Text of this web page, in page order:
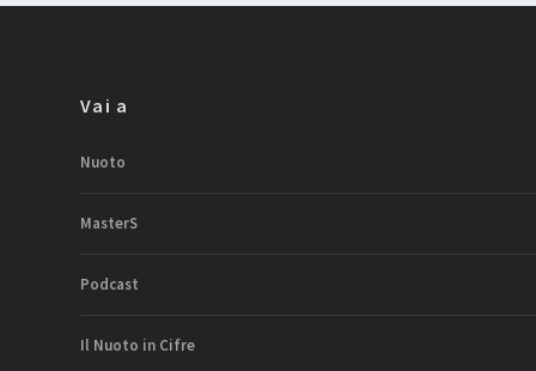
Vai a
Nuoto
MasterS
Podcast
Il Nuoto in Cifre